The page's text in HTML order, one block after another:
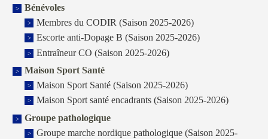
Bénévoles
Membres du CODIR (Saison 2025-2026)
Escorte anti-Dopage B (Saison 2025-2026)
Entraîneur CO (Saison 2025-2026)
Maison Sport Santé
Maison Sport Santé (Saison 2025-2026)
Maison Sport santé encadrants (Saison 2025-2026)
Groupe pathologique
Groupe marche nordique pathologique (Saison 2025-